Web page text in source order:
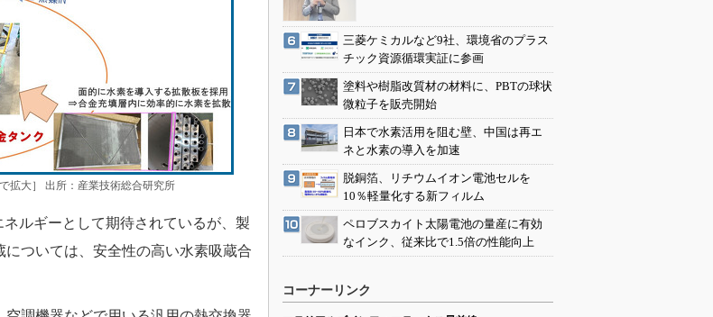
製造業ビッグデータ
メイドインジャパン
知財マネジメント
海外生産
グローバル設計・開発
制御セキュリティ
拡大］ 出所：産業技術総合研究所
ルギーとして期待されているが、製
ついては、安全性の高い水素吸蔵合
三菱ケミカルなど9社、環境省のプラス
チック資源循環実証に参画
塗料や樹脂改質材の材料に、PBTの球状
微粒子を販売開始
日本で水素活用を阻む壁、中国は再エ
ネと水素の導入を加速
脱銅箔、リチウムイオン電池セルを
10％軽量化する新フィルム
ペロブスカイト太陽電池の量産に有効
なインク、従来比で1.5倍の性能向上
コーナーリンク